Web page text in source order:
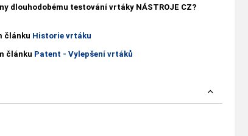
dlouhodobému testování vrtáky NÁSTROJE CZ?
článku Historie vrtáku
článku Patent - Vylepšení vrtáků